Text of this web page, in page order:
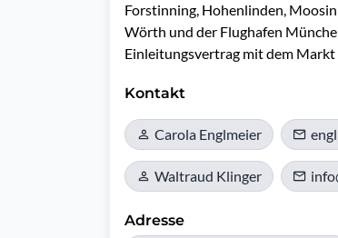
Forstinning, Hohenlinden,
Wörth und der Flughafen
Einleitungsvertrag mit dem
Kontakt
Carola Englmeier
Waltraud Klinger
Adresse